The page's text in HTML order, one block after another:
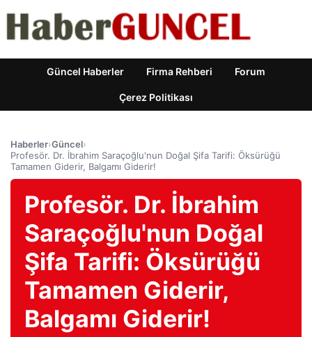
Güncel Haberler Firma Rehberi Forum
Çerez Politikası
Haberler›Güncel›
Profesör. Dr. İbrahim Saraçoğlu'nun Doğal Şifa Tarifi: Öksürüğü
Tamamen Giderir, Balgamı Giderir!
Profesör. Dr. İbrahim
Saraçoğlu'nun Doğal
Şifa Tarifi: Öksürüğü
Tamamen Giderir,
Balgamı Giderir!